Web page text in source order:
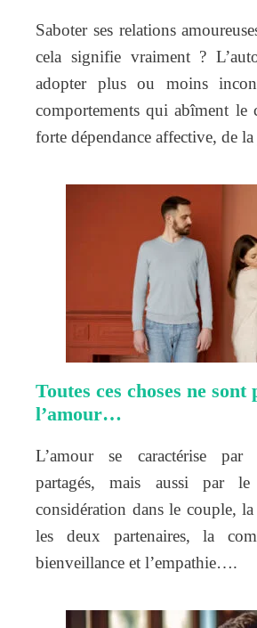
Saboter ses relations
cela signifie vraiment ?
adopter plus ou moins
comportements qui abîment le
forte dépendance affective, de
Toutes ces choses ne sont
l’amour…
L’amour se caractérise par
partagés, mais aussi par
considération dans le couple,
les deux partenaires, la
bienveillance et l’empathie….